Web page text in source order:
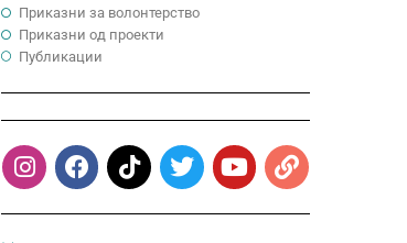
Приказни за волонтерство
Приказни од проекти
Публикации